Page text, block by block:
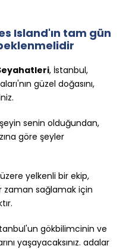
Island'ın tam gün
, İstanbul,
güzel doğasını,
senin olduğundan,
göre şeyler
yelkenli bir ekip,
zaman sağlamak için
gökbilimcinin ve
yaşayacaksınız. adalar